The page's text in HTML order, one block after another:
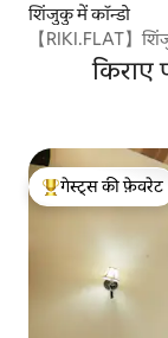
शिंजुकु में कॉन्डो
【RIKI.FLAT】
किराए
गेस्ट्स का टॉप
गेस्ट्स की फ़ेवरेट